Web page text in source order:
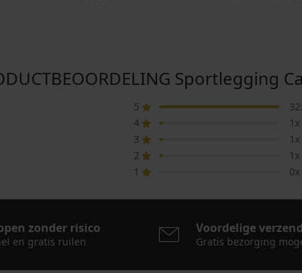
Sportlegging
5
4
1x
3
1x
2
1x
1
0x
zonder risico
en gratis ruilen
Voordelige
Gratis bezorging